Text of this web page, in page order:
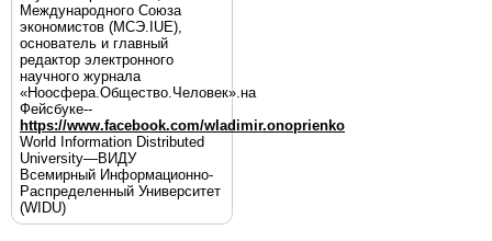
Международного Союза
экономистов (МСЭ.IUE),
основатель и главный
редактор электронного
научного журнала
«Ноосфера.Общество.Человек».на
Фейсбуке--
https://www.facebook.com/wladimir.onoprienko
World Information Distributed
University—ВИДУ
Всемирный Информационно-
Распределенный Университет
(WIDU)